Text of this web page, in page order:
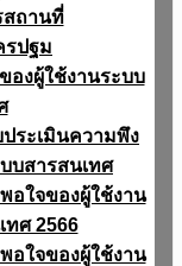
สถานที่
ปฐม
องผู้ใช้งานระบบ
ประเมินความพึง
บสารสนเทศ
อใจของผู้ใช้งาน
ทศ 2566
อใจของผู้ใช้งาน